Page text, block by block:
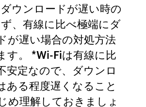
ウンロードが遅い時の
、有線に比べ極端にダ
が遅い場合の対処方法
す。 *Wi-Fiは有線に比
安定なので、ダウンロ
ある程度遅くなること
め理解しておきましょ